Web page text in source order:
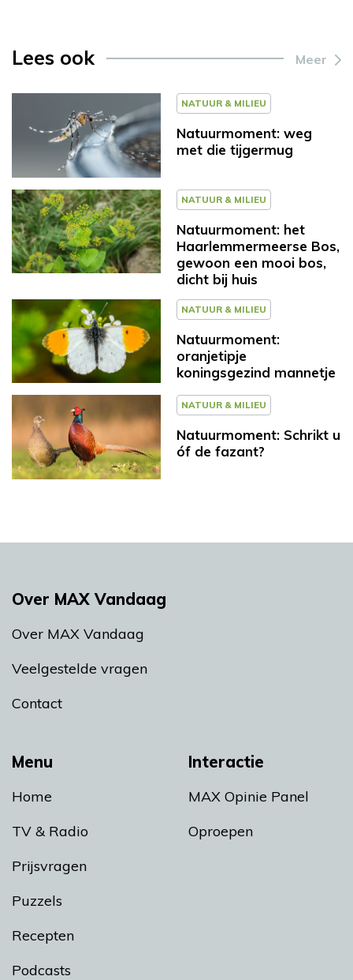
Lees ook Meer
NATUUR & MILIEU
Natuurmoment: weg
met die tijgermug
NATUUR & MILIEU
Natuurmoment: het
Haarlemmermeerse Bos,
gewoon een mooi bos,
dicht bij huis
NATUUR & MILIEU
Natuurmoment:
oranjetipje
koningsgezind mannetje
NATUUR & MILIEU
Natuurmoment: Schrikt u
óf de fazant?
Menu
Home
TV & Radio
Prijsvragen
Puzzels
Recepten
Podcasts
Interactie
MAX Opinie Panel
Oproepen
Over MAX Vandaag
Over MAX Vandaag
Veelgestelde vragen
Contact